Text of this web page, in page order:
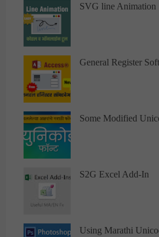
SVG line Animation
General Register
Some Modified
S2G Excel Add-In
Using Marathi